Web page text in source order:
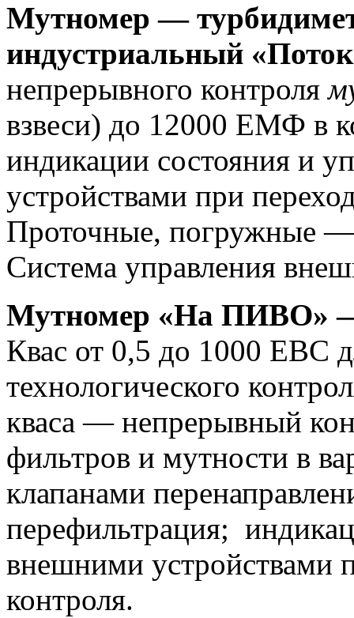
Мутномер —
индустриальный
непрерывного контроля
взвеси) до 12000 ЕМФ в
индикации состояния и
устройствами при
Проточные, погружные —
Система управления
Мутномер «На ПИВО»
Квас от 0,5 до 1000 ЕВС
технологического
кваса — непрерывный
фильтров и мутности в
клапанами
перефильтрация;
внешними устройствами
контроля.